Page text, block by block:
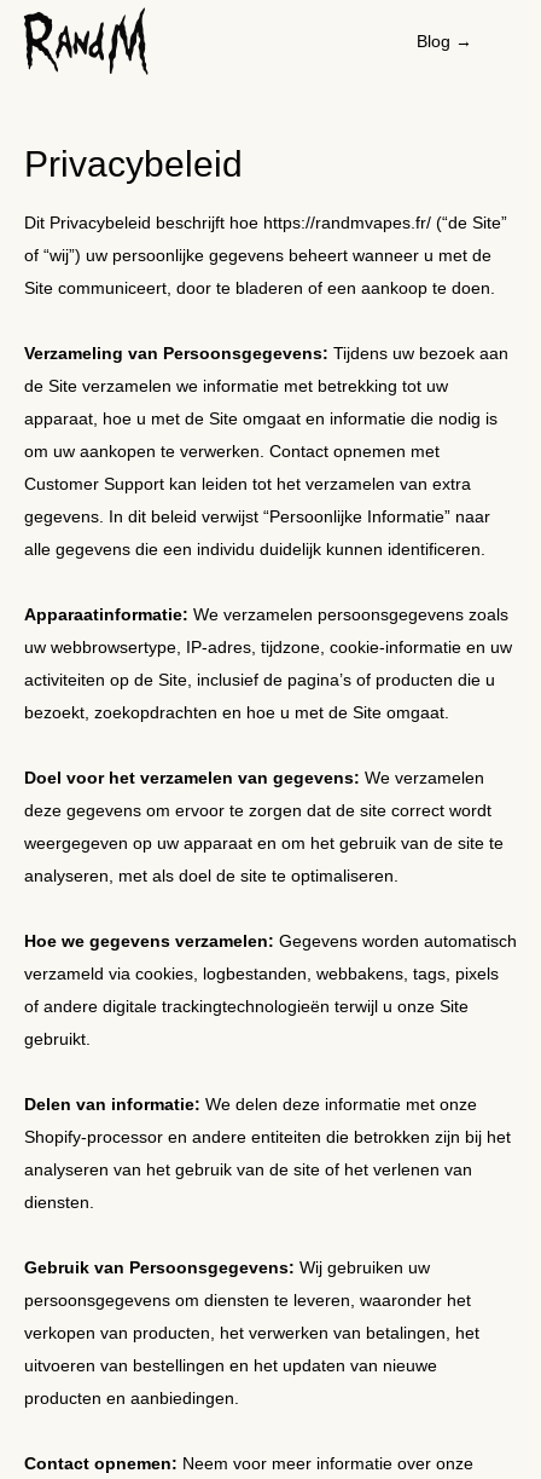
Blog →
Privacybeleid
Dit Privacybeleid beschrijft hoe https://randmvapes.fr/ (“de Site”
of “wij”) uw persoonlijke gegevens beheert wanneer u met de
Site communiceert, door te bladeren of een aankoop te doen.
Verzameling van Persoonsgegevens: Tijdens uw bezoek aan
de Site verzamelen we informatie met betrekking tot uw
apparaat, hoe u met de Site omgaat en informatie die nodig is
om uw aankopen te verwerken. Contact opnemen met
Customer Support kan leiden tot het verzamelen van extra
gegevens. In dit beleid verwijst “Persoonlijke Informatie” naar
alle gegevens die een individu duidelijk kunnen identificeren.
Apparaatinformatie: We verzamelen persoonsgegevens zoals
uw webbrowsertype, IP-adres, tijdzone, cookie-informatie en uw
activiteiten op de Site, inclusief de pagina’s of producten die u
bezoekt, zoekopdrachten en hoe u met de Site omgaat.
Doel voor het verzamelen van gegevens: We verzamelen
deze gegevens om ervoor te zorgen dat de site correct wordt
weergegeven op uw apparaat en om het gebruik van de site te
analyseren, met als doel de site te optimaliseren.
Hoe we gegevens verzamelen: Gegevens worden automatisch
verzameld via cookies, logbestanden, webbakens, tags, pixels
of andere digitale trackingtechnologieën terwijl u onze Site
gebruikt.
Delen van informatie: We delen deze informatie met onze
Shopify-processor en andere entiteiten die betrokken zijn bij het
analyseren van het gebruik van de site of het verlenen van
diensten.
Gebruik van Persoonsgegevens: Wij gebruiken uw
persoonsgegevens om diensten te leveren, waaronder het
verkopen van producten, het verwerken van betalingen, het
uitvoeren van bestellingen en het updaten van nieuwe
producten en aanbiedingen.
Contact opnemen: Neem voor meer informatie over onze